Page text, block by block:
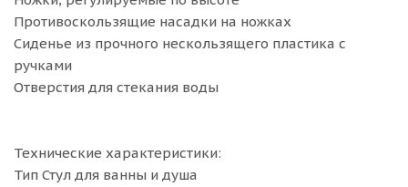
Противоскользящие насадки на ножках
Сиденье из прочного нескользящего пластика с
ручками
Отверстия для стекания воды
Технические характеристики:
Тип Стул для ванны и душа